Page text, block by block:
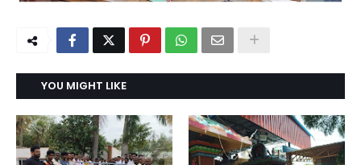
YOU MIGHT LIKE